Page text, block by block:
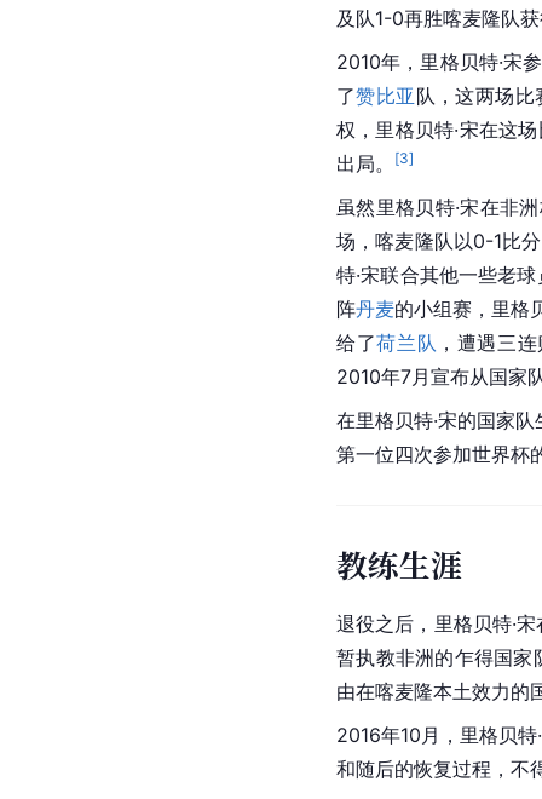
及队1-0再胜喀麦隆队
2010年，里格贝特·宋
了赞比亚 队，这两场比
权，里格贝特·宋在这
出局。
[3]
虽然里格贝特·宋在非
场，喀麦隆队以0-1比
特·宋联合其他一些老
阵丹麦的小组赛，里格
给了荷兰队 ，遭遇三
2010年7月宣布从国家
在里格贝特·宋的国家
第一位四次参加世界杯
教练生涯
退役之后，里格贝特·
暂执教非洲的乍得国家
由在喀麦隆本土效力的
2016年10月，里格贝特
和随后的恢复过程，不